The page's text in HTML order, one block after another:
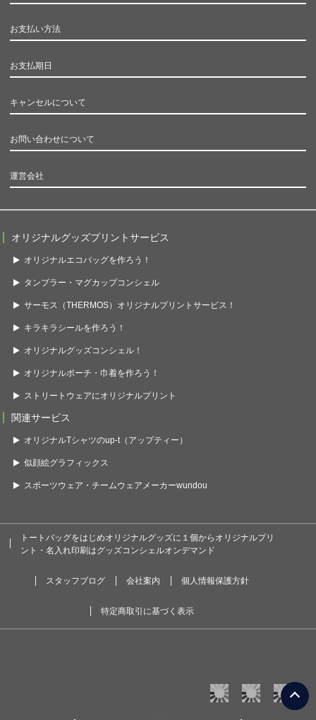
お支払い方法
お支払期日
キャンセルについて
お問い合わせについて
運営会社
オリジナルグッズプリントサービス
オリジナルエコバッグを作ろう！
タンブラー・マグカップコンシェル
サーモス（THERMOS）オリジナルプリントサービス！
キラキラシールを作ろう！
オリジナルグッズコンシェル！
オリジナルポーチ・巾着を作ろう！
ストリートウェアにオリジナルプリント
関連サービス
オリジナルTシャツのup-t（アップティー）
似顔絵グラフィックス
スポーツウェア・チームウェアメーカーwundou
トートバッグをはじめオリジナルグッズに１個からオリジナルプリ
ント・名入れ印刷はグッズコンシェルオンデマンド
スタッフブログ 会社案内 個人情報保護方針
特定商取引に基づく表示